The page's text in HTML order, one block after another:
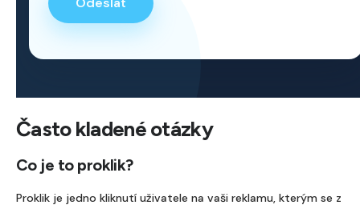
n
h
t
t
o
Často kladené otázky
Co je to proklik?
Proklik je jedno kliknutí uživatele na vaši reklamu, kterým se z